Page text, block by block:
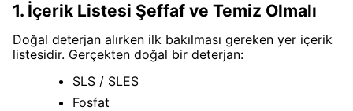
1. İçerik Listesi Şeffaf ve Temiz Olmalı
Doğal deterjan alırken ilk bakılması gereken yer içerik
listesidir. Gerçekten doğal bir deterjan:
SLS / SLES
Fosfat